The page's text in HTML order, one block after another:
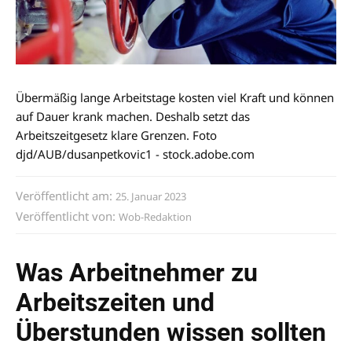
Übermäßig lange Arbeitstage kosten viel Kraft und können
auf Dauer krank machen. Deshalb setzt das
Arbeitszeitgesetz klare Grenzen. Foto
djd/AUB/dusanpetkovic1 - stock.adobe.com
Veröffentlicht am: 25. Januar 2023
Veröffentlicht von: Wob-Redaktion
Was Arbeitnehmer zu
Arbeitszeiten und
Überstunden wissen sollten